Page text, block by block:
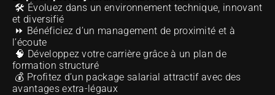
🛠️ Évoluez dans un environnement technique, innovant
et diversifié
l’écoute
formation structuré
avantages extra-légaux